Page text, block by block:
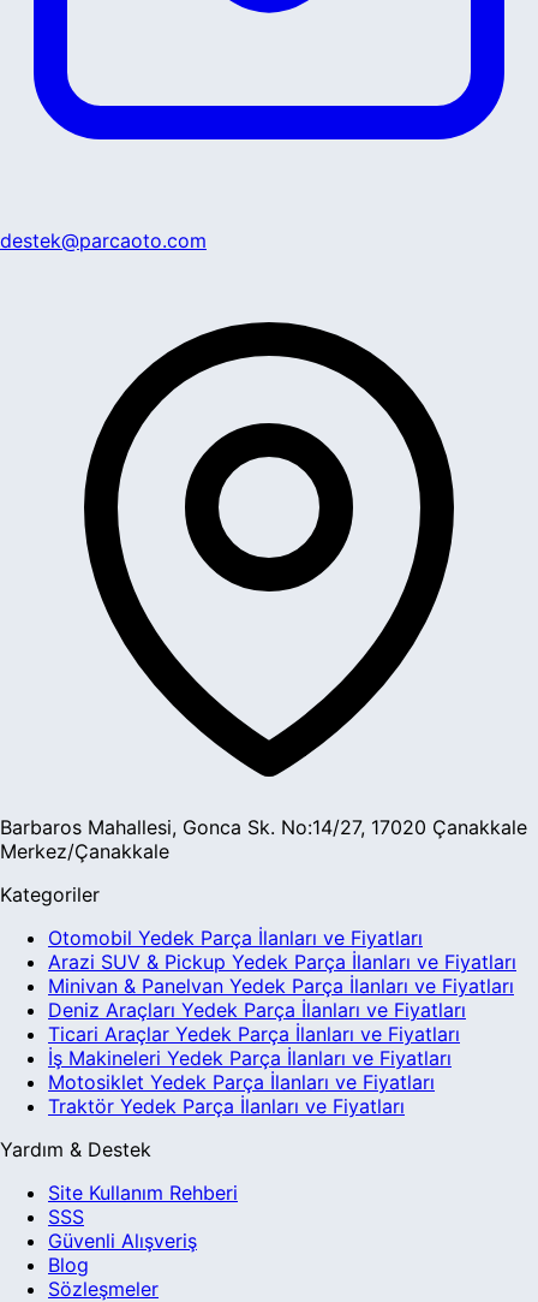
destek@parcaoto.com
Barbaros Mahallesi, Gonca Sk. No:14/27, 17020 Çanakkale
Merkez/Çanakkale
Kategoriler
Otomobil Yedek Parça İlanları ve Fiyatları
Arazi SUV & Pickup Yedek Parça İlanları ve Fiyatları
Minivan & Panelvan Yedek Parça İlanları ve Fiyatları
Deniz Araçları Yedek Parça İlanları ve Fiyatları
Ticari Araçlar Yedek Parça İlanları ve Fiyatları
İş Makineleri Yedek Parça İlanları ve Fiyatları
Motosiklet Yedek Parça İlanları ve Fiyatları
Traktör Yedek Parça İlanları ve Fiyatları
Yardım & Destek
Site Kullanım Rehberi
SSS
Güvenli Alışveriş
Blog
Sözleşmeler